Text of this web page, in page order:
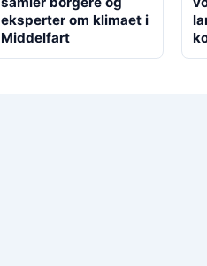
eksperter om klimaet i
Middelfart